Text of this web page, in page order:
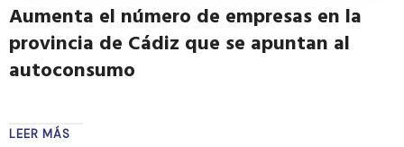
Aumenta el número de empresas en la
provincia de Cádiz que se apuntan al
autoconsumo